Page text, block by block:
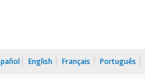
English Français Português